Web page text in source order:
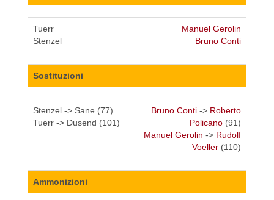
Tuerr
Stenzel
Manuel Gerolin
Bruno Conti
Sostituzioni
Stenzel -> Sane (77)
Tuerr -> Dusend (101)
Bruno Conti -> Roberto
Policano (91)
Manuel Gerolin -> Rudolf
Voeller (110)
Ammonizioni